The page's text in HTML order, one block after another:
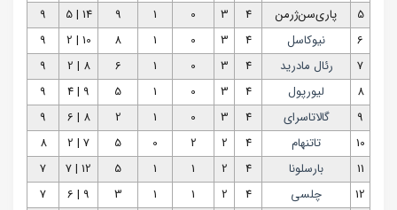
5
پاری‌سن‌ژرمن 4
3
0
1
9
14 | 5
9
6
نیوکاسل 4
3
0
1
8
10 | 2
9
7
رئال مادرید 4
3
0
1
6
8 | 2
9
8
لیورپول 4
3
0
1
5
9 | 4
9
9
گالاتاسرای 4
3
0
1
2
8 | 6
9
10
تاتنهام 4
2
2
0
5
7 | 2
8
11
بارسلونا 4
2
1
1
5
12 | 7
7
12
چلسی 4
2
1
1
3
9 | 6
7